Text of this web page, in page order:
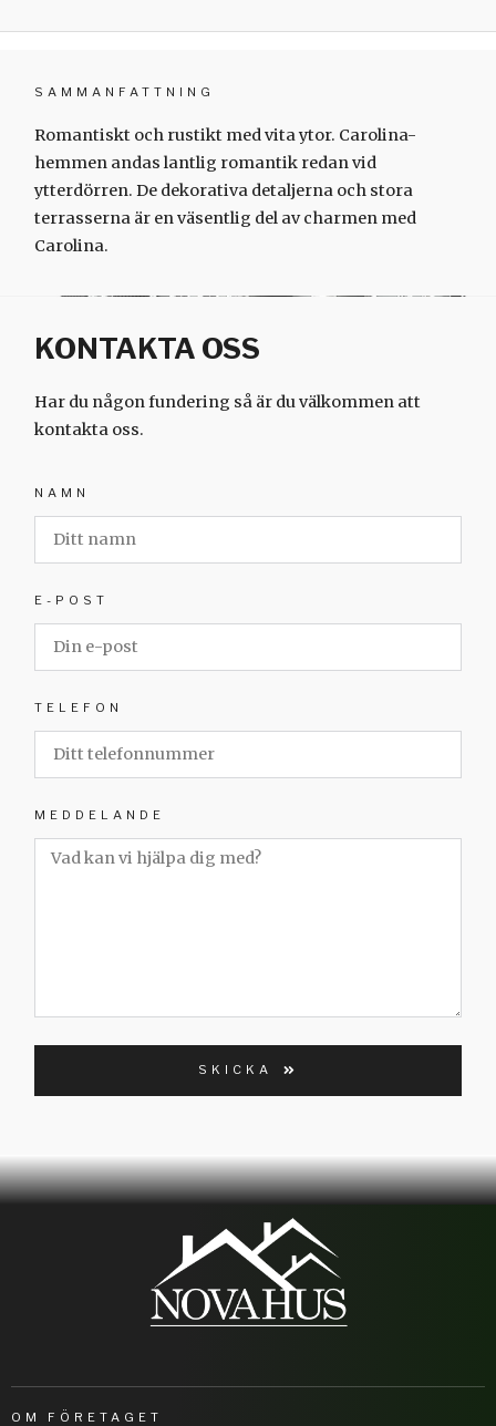
SAMMANFATTNING
Romantiskt och rustikt med vita ytor. Carolina-
hemmen andas lantlig romantik redan vid
ytterdörren. De dekorativa detaljerna och stora
terrasserna är en väsentlig del av charmen med
Carolina.
KONTAKTA OSS
Har du någon fundering så är du välkommen att
kontakta oss.
NAMN
E-POST
TELEFON
MEDDELANDE
SKICKA
OM FÖRETAGET